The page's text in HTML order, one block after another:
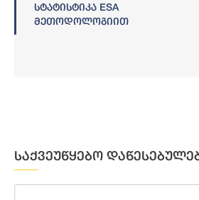
Სტატისტიკა ESA
Მეთოდოლოგიით
საქვეუწყებო